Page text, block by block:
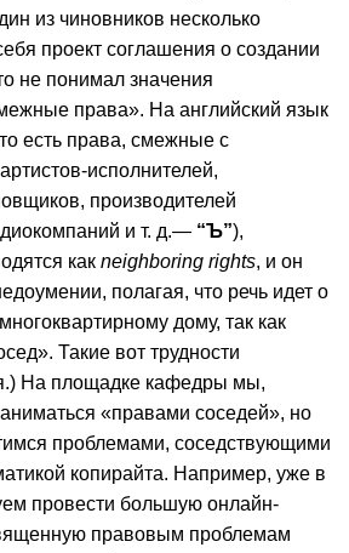
из чиновников несколько
проект соглашения о создании
не понимал значения
права». На английский язык
есть права, смежные с
исполнителей,
производителей
и т. д.— “Ъ”),
как neighboring rights, и он
полагая, что речь идет о
дому, так как
Такие вот трудности
На площадке кафедры мы,
«правами соседей», но
проблемами, соседствующими
копирайта. Например, уже в
провести большую онлайн-
правовым проблемам